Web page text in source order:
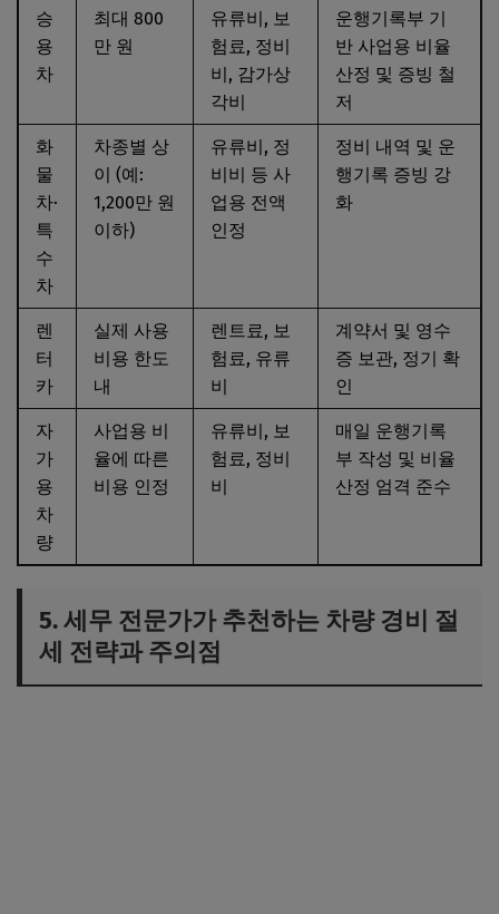
승
용
차
최대 800
만 원
유류비, 보
험료, 정비
비, 감가상
각비
운행기록부 기
반 사업용 비율
산정 및 증빙 철
저
화
물
차·
특
수
차
차종별 상
이 (예:
1,200만 원
이하)
유류비, 정
비비 등 사
업용 전액
인정
정비 내역 및 운
행기록 증빙 강
화
렌
터
카
실제 사용
비용 한도
내
렌트료, 보
험료, 유류
비
계약서 및 영수
증 보관, 정기 확
인
자
가
용
차
량
사업용 비
율에 따른
비용 인정
유류비, 보
험료, 정비
비
매일 운행기록
부 작성 및 비율
산정 엄격 준수
5. 세무 전문가가 추천하는 차량 경비 절
세 전략과 주의점